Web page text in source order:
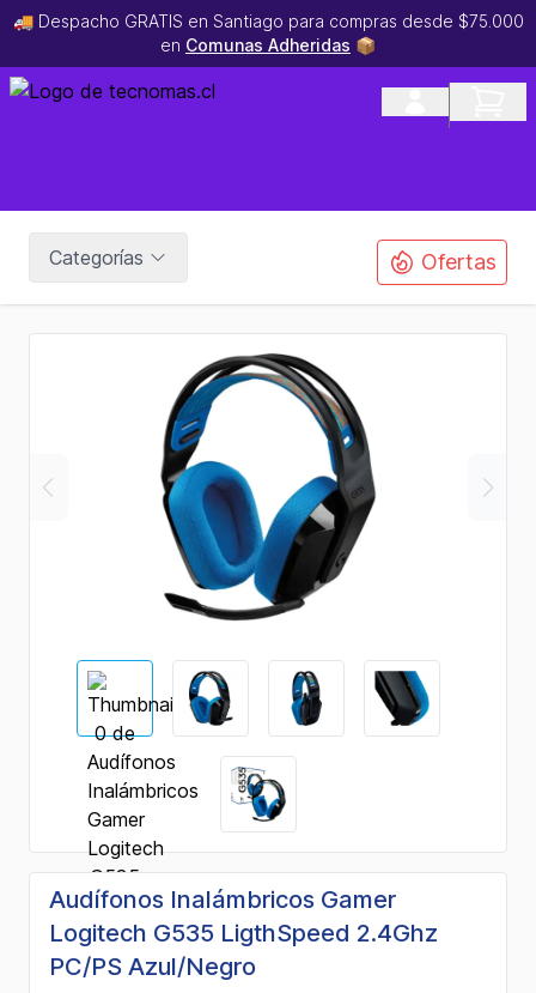
🚚 Despacho GRATIS en Santiago para compras desde $75.000
en Comunas Adheridas 📦
Categorías Ofertas
Audífonos Inalámbricos Gamer
Logitech G535 LigthSpeed 2.4Ghz
PC/PS Azul/Negro